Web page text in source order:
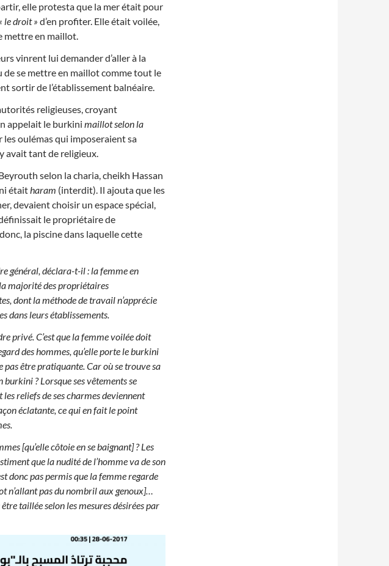
elle protesta que la mer était pour
le droit » d’en profiter. Elle était voilée,
mettre en maillot.
vinrent lui demander d’aller à la
de se mettre en maillot comme tout le
sortir de l’établissement balnéaire.
religieuses, croyant
appelait le burkini maillot selon la
les oulémas qui imposeraient sa
avait tant de religieux.
selon la charia, cheikh Hassan
étaitharam (interdit). Il ajouta que les
devaient choisir un espace spécial,
le propriétaire de
la piscine dans laquelle cette
général, déclara-t-il : la femme en
majorité des propriétaires
dont la méthode de travail n’apprécie
dans leurs établissements.
privé. C’est que la femme voilée doit
des hommes, qu’elle porte le burkini
pas être pratiquante. Car où se trouve sa
? Lorsque ses vêtements se
reliefs de ses charmes deviennent
éclatante, ce qui en fait le point
[qu’elle côtoie en se baignant] ? Les
que la nudité de l’homme va de son
donc pas permis que la femme regarde
n’allant pas du nombril aux genoux]…
taillée selon les mesures désirées par